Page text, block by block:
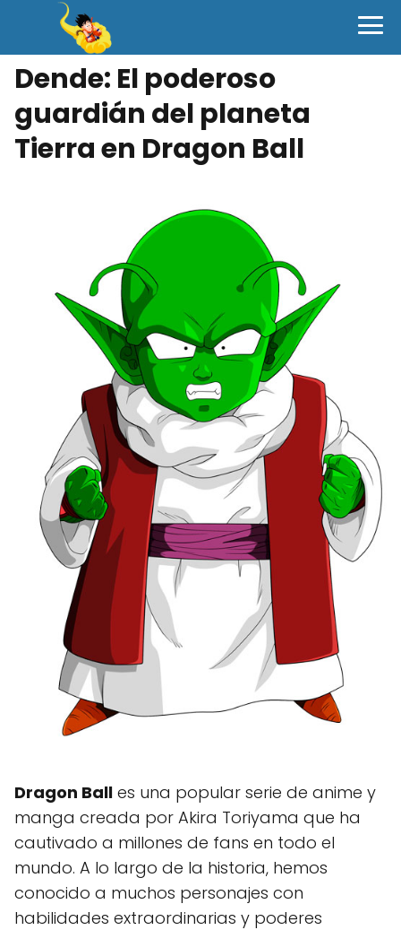
Dende: El poderoso
guardián del planeta
Tierra en Dragon Ball
Dragon Ball es una popular serie de anime y
manga creada por Akira Toriyama que ha
cautivado a millones de fans en todo el
mundo. A lo largo de la historia, hemos
conocido a muchos personajes con
habilidades extraordinarias y poderes